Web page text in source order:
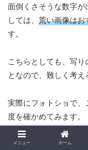
面倒くさそうな数字
しては、 荒い画像はお
す。
こちらとしても、写
となので、難しく考え
実際にフォトショで
度を確かめてみます。
下図の手順で「画像
メニュー ホーム